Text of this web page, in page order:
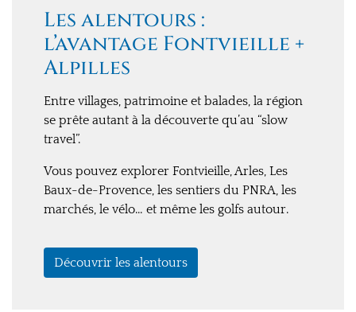
Les alentours :
l’avantage Fontvieille +
Alpilles
Entre villages, patrimoine et balades, la région
se prête autant à la découverte qu’au “slow
travel”.
Vous pouvez explorer Fontvieille, Arles, Les
Baux-de-Provence, les sentiers du PNRA, les
marchés, le vélo… et même les golfs autour.
Découvrir les alentours